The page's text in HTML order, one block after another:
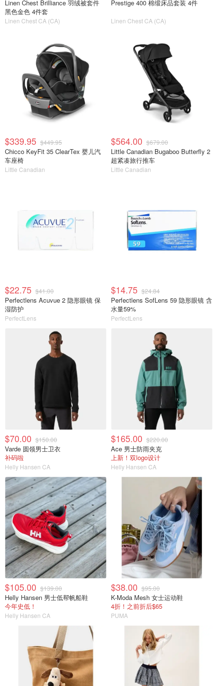
Linen Chest Brilliance 羽绒被套件
黑色金色 4件套
Linen Chest CA (CA)
Prestige 400 棉缎床品套装 4件
Linen Chest CA (CA)
$339.95 $449.95
Chicco KeyFit 35 ClearTex 婴儿汽
车座椅
Little Canadian
$564.00 $679.00
Little Canadian Bugaboo Butterfly 2
超紧凑旅行推车
Little Canadian
$22.75 $41.00
Perfectlens Acuvue 2 隐形眼镜 保
湿防护
PerfectLens
$14.75 $24.84
Perfectlens SofLens 59 隐形眼镜 含
水量59%
PerfectLens
$70.00 $150.00
Varde 圆领男士卫衣
补码啦
Helly Hansen CA
$165.00 $220.00
Ace 男士防雨夹克
上新！双logo设计
Helly Hansen CA
$105.00 $139.00
Helly Hansen 男士低帮帆船鞋
今年史低！
Helly Hansen CA
$38.00 $95.00
K-Moda Mesh 女士运动鞋
4折！之前折后$65
PUMA